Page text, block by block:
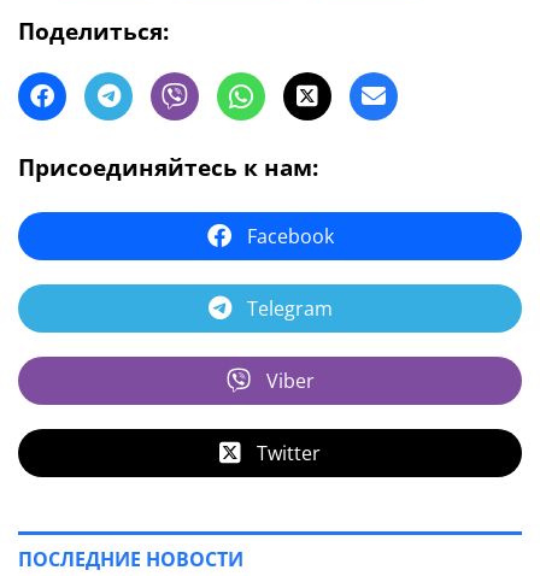
Поделиться:
Присоединяйтесь к нам:
Facebook
Telegram
Viber
Twitter
ПОСЛЕДНИЕ НОВОСТИ